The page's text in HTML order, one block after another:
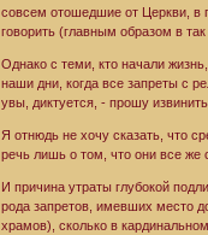
совсем отошедшие от Церкви, в
говорить (главным образом в
Однако с теми, кто начали
наши дни, когда все запреты с
увы, диктуется, - прошу
Я отнюдь не хочу сказать, что
речь лишь о том, что они все же
И причина утраты глубокой
рода запретов, имевших место
храмов), сколько в